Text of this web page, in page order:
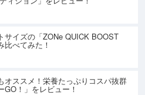
サイズの「ZONe QUICK BOOST
比べてみた！
オススメ！栄養たっぷりコスパ抜群
GO！」をレビュー！